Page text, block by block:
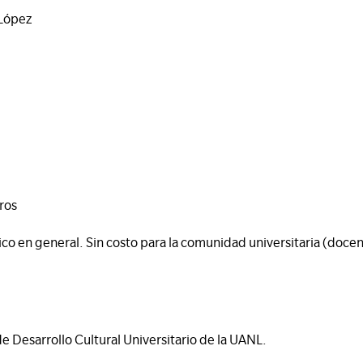
en general. Sin costo para la comunidad universitaria
Desarrollo Cultural Universitario de la UANL.